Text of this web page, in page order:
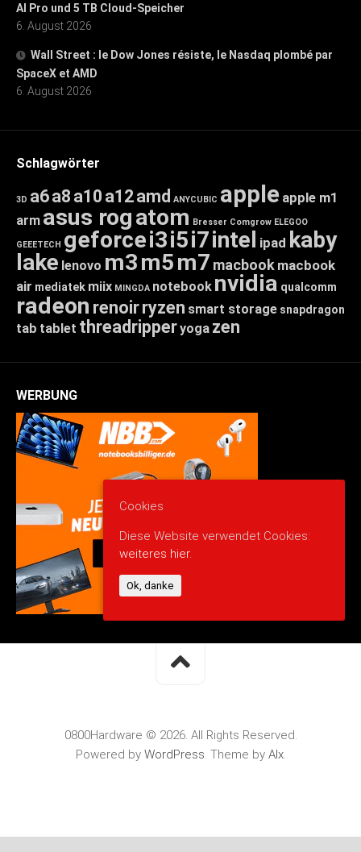
AI Pro und 5 TB Cloud-Speicher
6. August 2026
Wall Street : le Dow Jones résiste, le Nasdaq plombé par
SpaceX et AMD
6. August 2026
Schlagwörter
3D a6a8 a10 a12amd ANYCUBIC apple apple m1
arm asus rogatom Bresser Comgrow ELEGOO
GEEETECH geforcei3i5i7intel ipad kaby
lake lenovo m3m5m7 macbook macbook
air mediatek miix MINGDA notebook nvidia qualcomm
radeon renoirryzen smart storage snapdragon
tab tablet threadripperyoga zen
WERBUNG
0800Hardware © 2026. All Rights Reserved.
Powered by WordPress. Theme by Alx.
Cookies
Diese Website verwendet Cookies:
weiteres hier.
Ok, danke